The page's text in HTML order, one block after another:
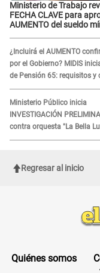
Ministerio de Trabajo
FECHA CLAVE para
AUMENTO del sueldo
¿Incluirá el AUMENTO
por el Gobierno? MIDIS
de Pensión 65: requisitos y
obtener el beneficio
Ministerio Público inicia
INVESTIGACIÓN
contra orquesta "La Bella
DENUNCIA de Naldy
Regresar al inicio
Quiénes somos